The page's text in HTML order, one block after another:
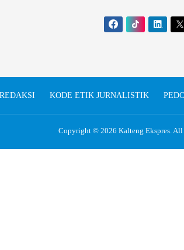
KODE ETIK JURNALISTIK
Copyright © 2026 Kalteng Ekspres. All